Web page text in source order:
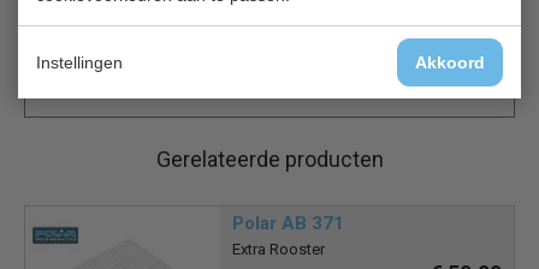
Instellingen Akkoord
Gerelateerde producten
Polar AB 371
Extra Rooster